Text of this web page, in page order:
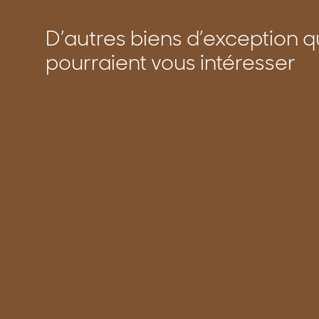
D’autres biens d’exception
pourraient vous intéresser